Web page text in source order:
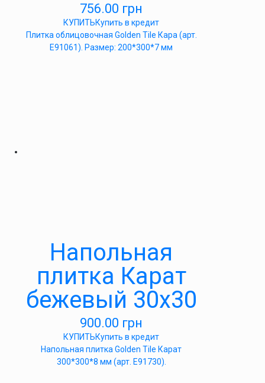
756.00 грн
КУПИТЬКупить в кредит
Плитка облицовочная Golden Tile Кара (арт.
Е91061). Размер: 200*300*7 мм
Напольная
плитка Карат
бежевый 30х30
900.00 грн
КУПИТЬКупить в кредит
Напольная плитка Golden Tile Карат
300*300*8 мм (арт. Е91730).